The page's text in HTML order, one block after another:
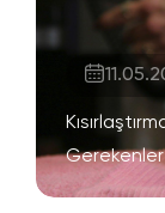
Gerekenler